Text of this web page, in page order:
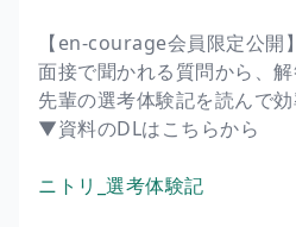
【en-courage会員限定公開】
面接で聞かれる質問から、
先輩の選考体験記を読んで
▼資料のDLはこちらから
ニトリ_選考体験記